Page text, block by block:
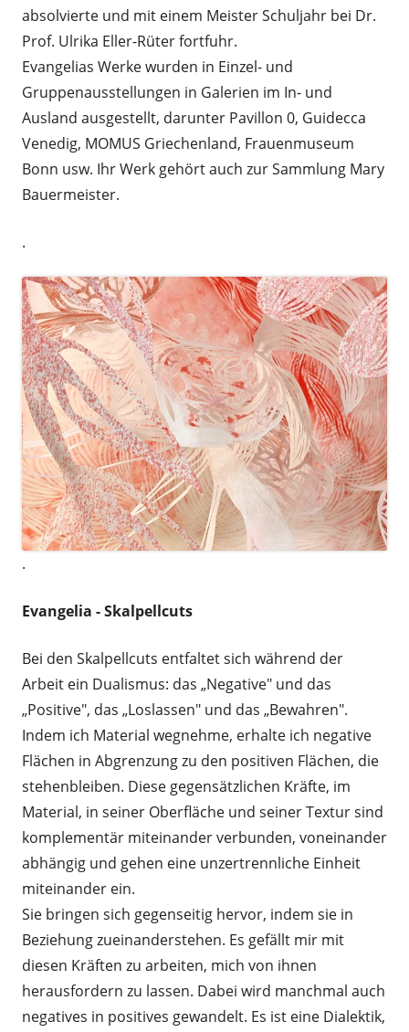
absolvierte und mit einem Meister Schuljahr bei Dr.
Prof. Ulrika Eller-Rüter fortfuhr.
Evangelias Werke wurden in Einzel- und
Gruppenausstellungen in Galerien im In- und
Ausland ausgestellt, darunter Pavillon 0, Guidecca
Venedig, MOMUS Griechenland, Frauenmuseum
Bonn usw. Ihr Werk gehört auch zur Sammlung Mary
Bauermeister.
.
.
Evangelia - Skalpellcuts
Bei den Skalpellcuts entfaltet sich während der
Arbeit ein Dualismus: das „Negative" und das
„Positive", das „Loslassen" und das „Bewahren".
Indem ich Material wegnehme, erhalte ich negative
Flächen in Abgrenzung zu den positiven Flächen, die
stehenbleiben. Diese gegensätzlichen Kräfte, im
Material, in seiner Oberfläche und seiner Textur sind
komplementär miteinander verbunden, voneinander
abhängig und gehen eine unzertrennliche Einheit
miteinander ein.
Sie bringen sich gegenseitig hervor, indem sie in
Beziehung zueinanderstehen. Es gefällt mir mit
diesen Kräften zu arbeiten, mich von ihnen
herausfordern zu lassen. Dabei wird manchmal auch
negatives in positives gewandelt. Es ist eine Dialektik,